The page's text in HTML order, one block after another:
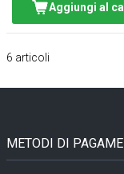
Aggiungi al
6 articoli
METODI DI